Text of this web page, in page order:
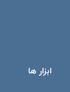
ابزار ها